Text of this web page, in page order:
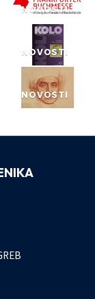
NOVOSTI
NOVOSTI
NOVOSTI